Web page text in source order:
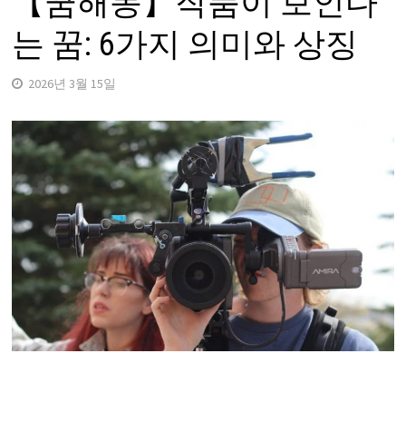
는 꿈: 6가지 의미와 상징
2026년 3월 15일